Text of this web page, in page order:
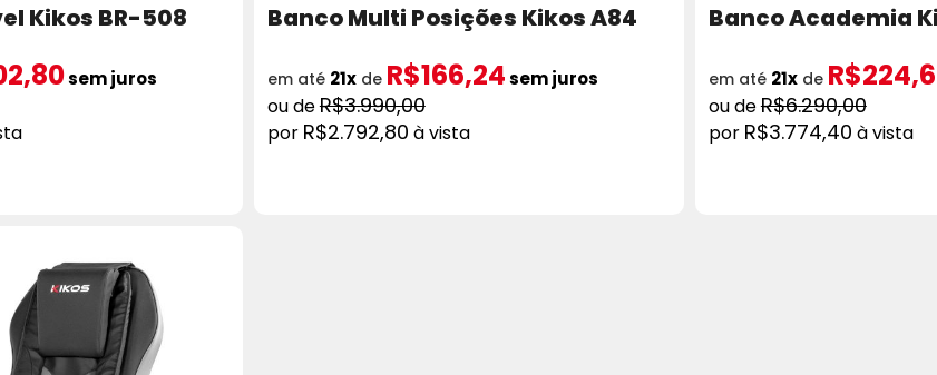
Kikos BR-508
sem juros
Banco Multi Posições Kikos A84
R$3.990,00
R$2.792,80 à vista
em até 21xde R$166,24sem juros
Banco Academia
R$6.290,00
R$3.774,40 à vista
em até 21xde